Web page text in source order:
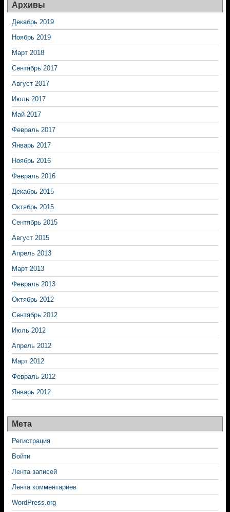
Архивы
Декабрь 2019
Ноябрь 2019
Март 2018
Сентябрь 2017
Август 2017
Июль 2017
Май 2017
Февраль 2017
Январь 2017
Ноябрь 2016
Февраль 2016
Декабрь 2015
Октябрь 2015
Сентябрь 2015
Август 2015
Апрель 2013
Март 2013
Февраль 2013
Октябрь 2012
Сентябрь 2012
Июль 2012
Апрель 2012
Март 2012
Февраль 2012
Январь 2012
Мета
Регистрация
Войти
Лента записей
Лента комментариев
WordPress.org